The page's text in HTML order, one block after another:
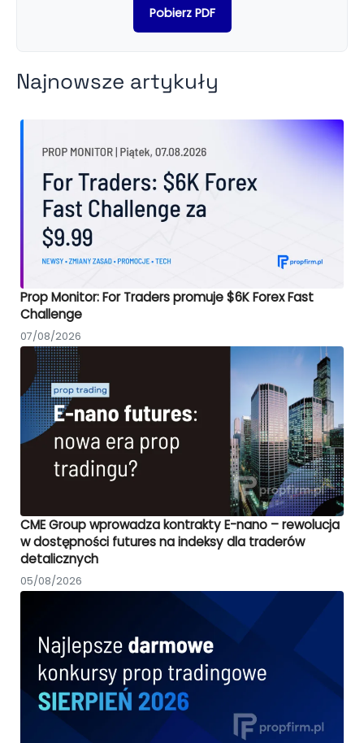
Pobierz PDF
Najnowsze artykuły
Prop Monitor: For Traders promuje $6K Forex Fast
Challenge
07/08/2026
CME Group wprowadza kontrakty E-nano – rewolucja
w dostępności futures na indeksy dla traderów
detalicznych
05/08/2026